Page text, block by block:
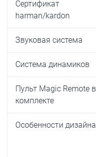
Сертификат
harman/kardon
Звуковая система
Система динамиков
Пульт Magic Remote в
комплекте
Особенности дизайна